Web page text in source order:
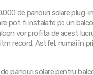
de panouri solare plug-
pot fi instalate pe un
vor profita de acest
record. Astfel, numai în
panouri solare pentru